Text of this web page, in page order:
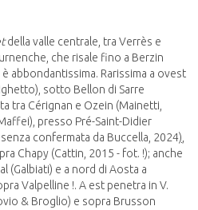
della valle centrale, tra Verrès e
che risale fino a Berzin
abbondantissima. Rarissima a ovest
sotto Bellon di Sarre
tra Cérignan e Ozein (Mainetti,
presso Pré-Saint-Didier
confermata da Buccella, 2024),
Chapy (Cattin, 2015 - fot. !); anche
(Galbiati) e a nord di Aosta a
Valpelline !. A est penetra in V.
& Broglio) e sopra Brusson